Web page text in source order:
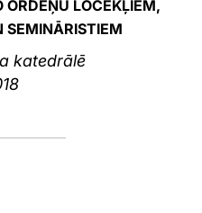
ORDEŅU LOCEKĻIEM,
SEMINĀRISTIEM
katedrālē